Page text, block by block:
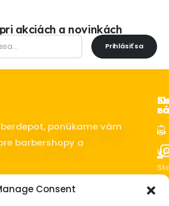
Consent
akciách a novinkách
Prihlásiť sa
ponúkame vám
barbershopy a
o